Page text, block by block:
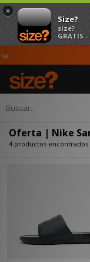
×
Size?
size?
GRATIS
Página principal
Oferta | Nike
4 productos encontrados